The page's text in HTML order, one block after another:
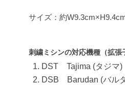
サイズ：約
刺繍ミシンの対応機種（拡張
DST Tajima (タジマ)
DSB Barudan (バル